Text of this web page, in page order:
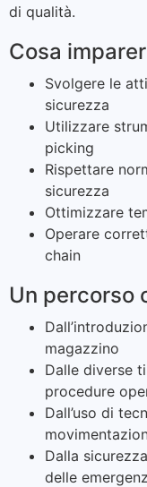
di qualità.
Cosa
Svolgere le
sicurezza
Utilizzare
picking
Rispettare
sicurezza
Ottimizzare
Operare
chain
Un percorso
magazzino
Dalle diverse
procedure
Dall’uso di
Dalla
delle